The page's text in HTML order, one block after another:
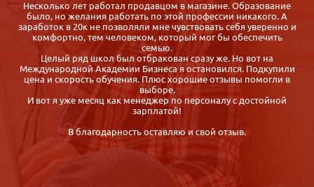
Я всегда мечтала работать с детьми, много участвовала в
волонтёрской деятельности, но на работу меня не брали. К
сожалению, образование было не профильное. Долго искала
вуз или какие-нибудь курсы по детской психологии в моём
городе, но так ничего и не нашла. Потом мне посоветовали
Международную академию бизнеса, там можно пройти
обучение удалённо - через Интернет. И теперь я Вам советую
эту академию! Курс проходится удобно и быстро, диплом
присылают по почте заказным письмом. И всё это за разумные
деньги!
Пару дней назад я прошла собеседование в детский
развивающий центр, сегодня был мой первый рабочий день! Я
очень счастлива!